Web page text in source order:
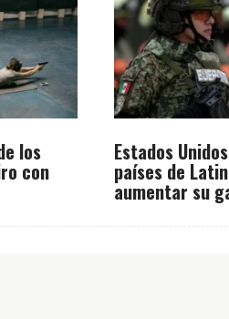
los
con
Estados
países de
aumentar su